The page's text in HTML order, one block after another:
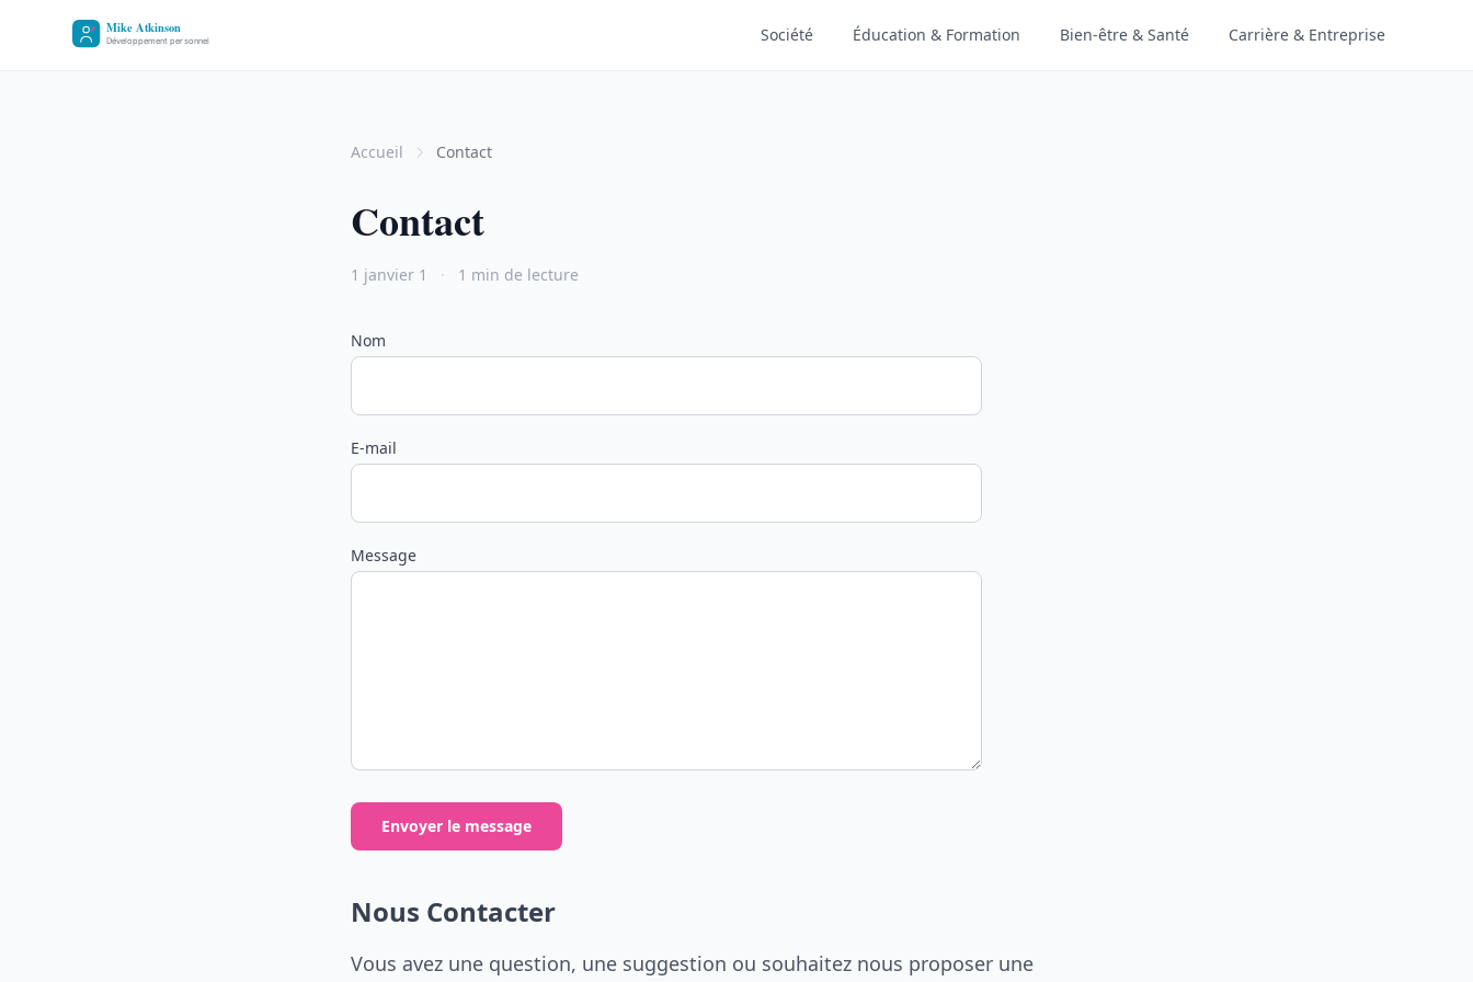
Société Éducation & Formation Bien-être & Santé Carrière & Entreprise
Accueil Contact
Contact
1 janvier 1 · 1 min de lecture
Nom
E-mail
Message
Envoyer le message
Nous Contacter
Vous avez une question, une suggestion ou souhaitez nous proposer une